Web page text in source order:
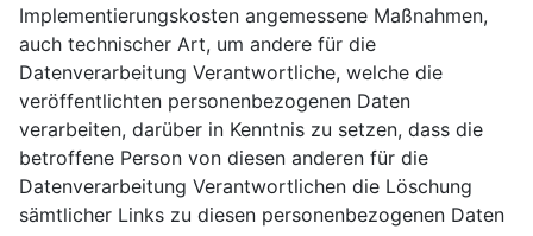
Implementierungskosten angemessene Maßnahmen,
auch technischer Art, um andere für die
Datenverarbeitung Verantwortliche, welche die
veröffentlichten personenbezogenen Daten
verarbeiten, darüber in Kenntnis zu setzen, dass die
betroffene Person von diesen anderen für die
Datenverarbeitung Verantwortlichen die Löschung
sämtlicher Links zu diesen personenbezogenen Daten